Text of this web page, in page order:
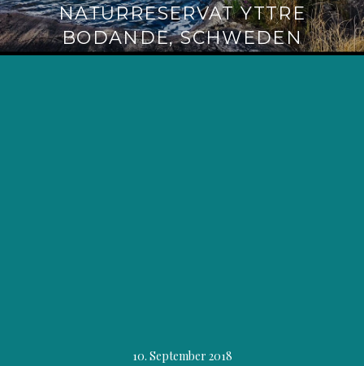
NATURRESERVAT YTTRE
BODANDE, SCHWEDEN
10. September 2018